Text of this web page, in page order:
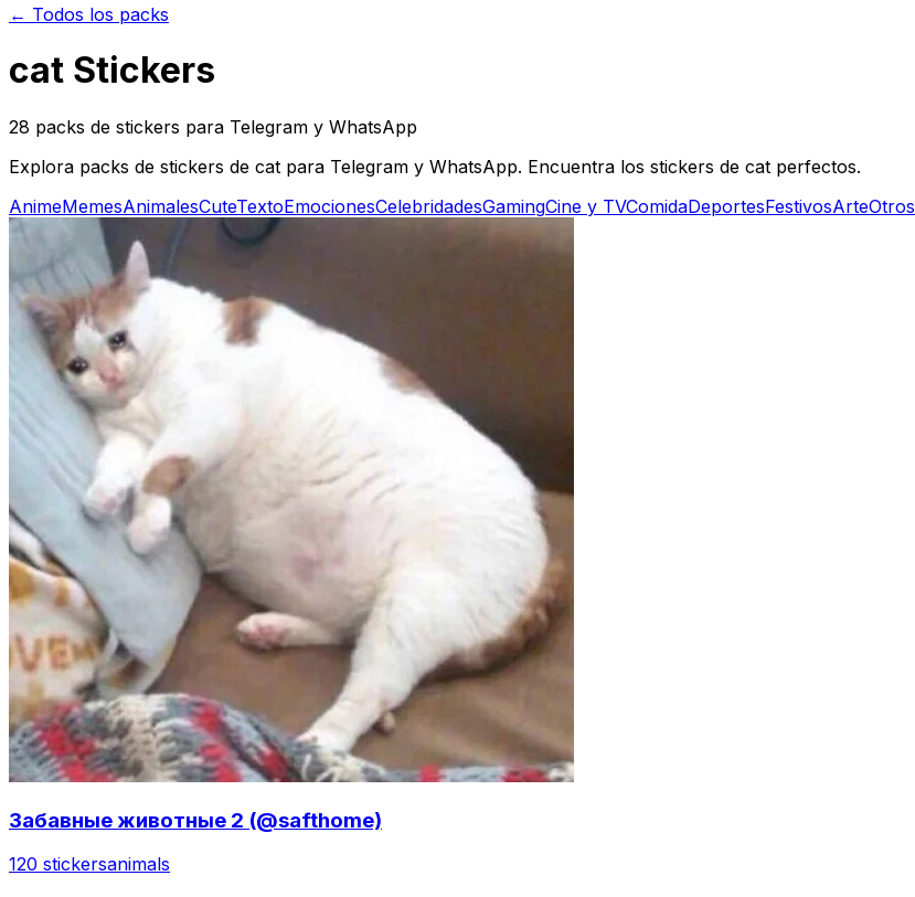
← Todos los packs
cat Stickers
28 packs de stickers para Telegram y WhatsApp
Explora packs de stickers de cat para Telegram y WhatsApp. Encuentra los stickers de cat perfectos.
AnimeMemesAnimalesCuteTextoEmocionesCelebridadesGamingCine y TVComidaDeportesFestivosArteOtros
Забавные животные 2 (@safthome)
120 stickersanimals